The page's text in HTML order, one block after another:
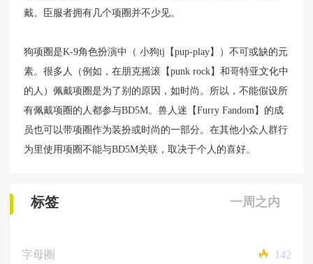
戴。臣服者拥有几个项圈并不少见。
狗项圈是K-9角色扮演中（ 小狗tj【pup-play】）不可或缺的元
素。很多人（例如，在朋克摇滚【punk rock】和哥特亚文化中
的人）佩戴项圈是为了别的原因，如时尚。所以，不能假设所
有佩戴项圈的人都参与BD5M。兽人迷【Furry Fandom】的成
员也可以带项圈作为装扮或时尚的一部分。在其他小众人群行
为里使用项圈不能与BD5M关联，取决于个人的喜好。
标签 一周之内
字母圈 142